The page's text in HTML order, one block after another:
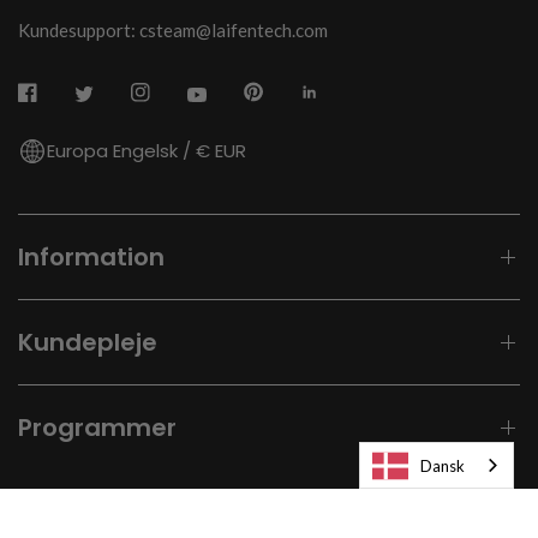
Kundesupport: csteam@laifentech.com
Europa Engelsk / € EUR
Information
Kundepleje
Programmer
Dansk